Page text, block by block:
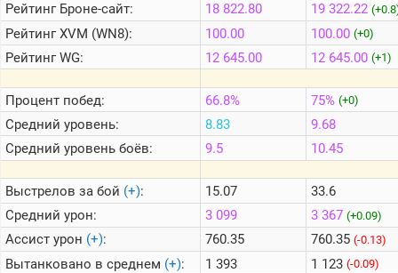
РейтингБроне-сайт:
РейтингXVM (WN8):
РейтингWG:
Процент побед:
Средний уровень:
Средний уровень боёв:
Выстрелов за бой (+):
Средний урон:
Ассист урон (+):
Вытанковано в среднем (+):
18 822.80
100.00
12 645.00
66.8%
8.83
9.5
15.07
3 099
760.35
1 393
19 322.22
100.00 (+0)
12 645.00 (+1)
75% (+0)
9.68
10.45
33.6
3 367 (+0.09)
760.35 (-0.13)
1 123 (-0.09)